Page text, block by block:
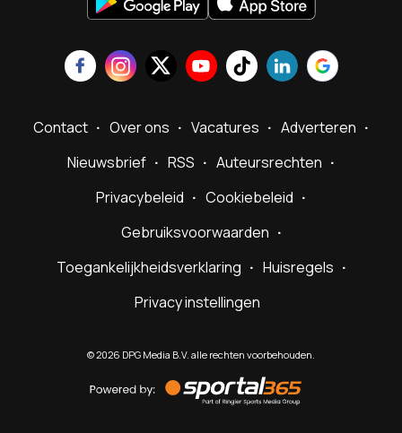
Contact Over ons Vacatures
Adverteren
Nieuwsbrief
RSS
Auteursrechten
Privacybeleid
Cookiebeleid
Gebruiksvoorwaarden
Toegankelijkheidsverklaring
Huisregels
Privacy instellingen
©2026 DPG Media B.V. alle rechten voorbehouden.
by
Sportal365